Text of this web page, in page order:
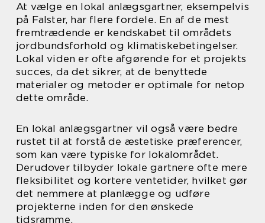
At vælge en lokal anlægsgartner, eksempelvis
på Falster, har flere fordele. En af de mest
fremtrædende er kendskabet til områdets
jordbundsforhold og klimatiskebetingelser.
Lokal viden er ofte afgørende for et projekts
succes, da det sikrer, at de benyttede
materialer og metoder er optimale for netop
dette område.
En lokal anlægsgartner vil også være bedre
rustet til at forstå de æstetiske præferencer,
som kan være typiske for lokalområdet.
Derudover tilbyder lokale gartnere ofte mere
fleksibilitet og kortere ventetider, hvilket gør
det nemmere at planlægge og udføre
projekterne inden for den ønskede
tidsramme.